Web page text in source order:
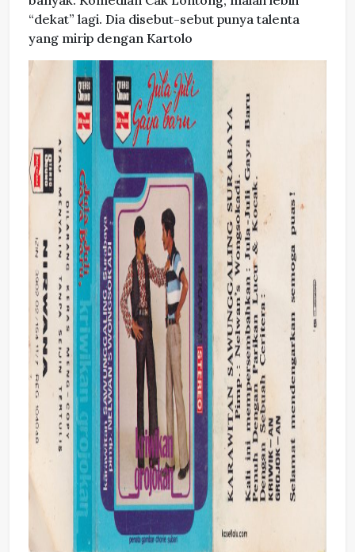
“dekat” lagi. Dia disebut-sebut punya talenta
yang mirip dengan Kartolo